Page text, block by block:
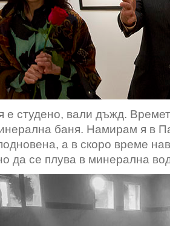
студено, вали дъжд.
баня. Намирам я в
а в скоро време
да се плува в минерална